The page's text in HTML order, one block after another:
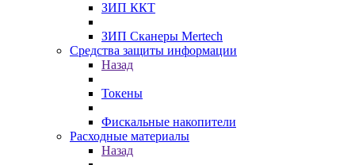
ЗИП ККТ
ЗИП Сканеры Mertech
Средства защиты информации
Назад
Токены
Фискальные накопители
Расходные материалы
Назад